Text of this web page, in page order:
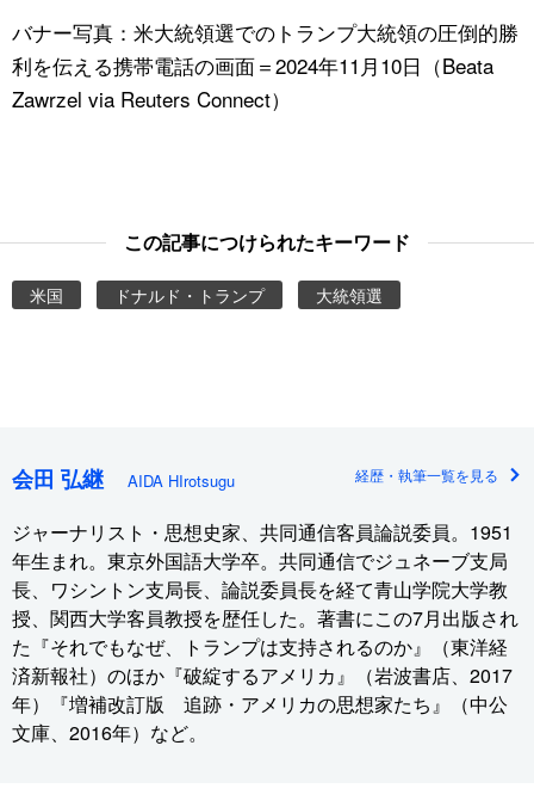
バナー写真：米大統領選でのトランプ大統領の圧倒的勝
利を伝える携帯電話の画面＝2024年11月10日（Beata
Zawrzel via Reuters Connect）
この記事につけられたキーワード
米国 ドナルド・トランプ 大統領選
会田 弘継 AIDA HIrotsugu 経歴・執筆一覧を見る
ジャーナリスト・思想史家、共同通信客員論説委員。1951
年生まれ。東京外国語大学卒。共同通信でジュネーブ支局
長、ワシントン支局長、論説委員長を経て青山学院大学教
授、関西大学客員教授を歴任した。著書にこの7月出版され
た『それでもなぜ、トランプは支持されるのか』（東洋経
済新報社）のほか『破綻するアメリカ』（岩波書店、2017
年）『増補改訂版 追跡・アメリカの思想家たち』（中公
文庫、2016年）など。